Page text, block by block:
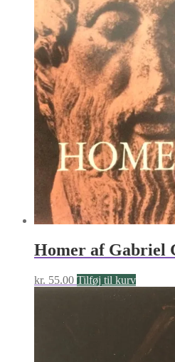
Homer af Gabriel
kr. 55.00 Tilføj til kurv